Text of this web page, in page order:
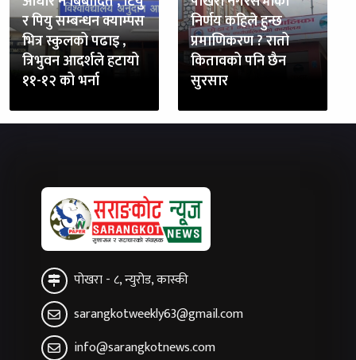
र पियु सम्बन्धन क्याम्पस
भित्र स्कुलको पढाइ ,
त्रिभुवन आदर्शले हटायो
११-१२ को भर्ना
निर्णय कहिले हुन्छ
प्रमाणिकरण ? रातो
कितावको पनि छैन
सुरसार
पोखरा - ८, न्युरोड, कास्की
sarangkotweekly63@gmail.com
info@sarangkotnews.com